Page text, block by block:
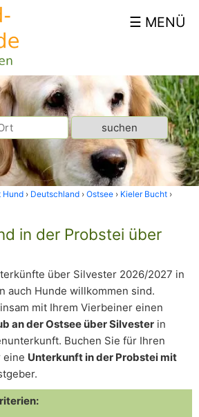
Hund Deutschland Ostsee
Kieler Bucht
in der Probstei über
über Silvester 2026/2027 in
auch Hunde willkommen sind.
mit Ihrem Vierbeiner einen
an der Ostsee über Silvester in
Buchen Sie für Ihren
eine Unterkunft in der Probstei mit